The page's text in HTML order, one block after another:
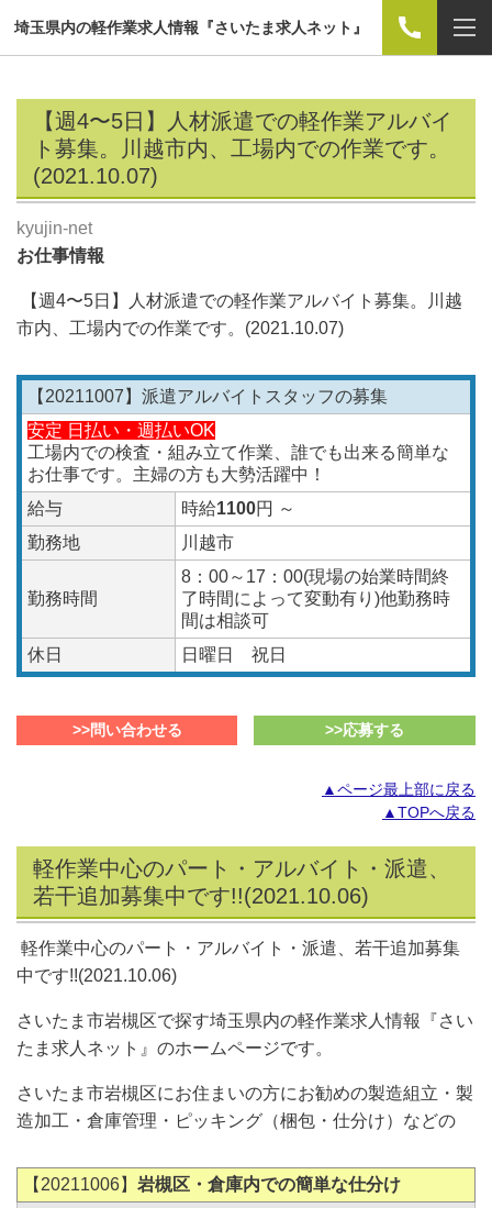
埼玉県内の軽作業求人情報『さいたま求人ネット』
【週4〜5日】人材派遣での軽作業アルバイ
ト募集。川越市内、工場内での作業です。
(2021.10.07)
kyujin-net
お仕事情報
【週4〜5日】人材派遣での軽作業アルバイト募集。川越
市内、工場内での作業です。(2021.10.07)
【20211007】派遣アルバイトスタッフの募集
安定 日払い・週払いOK
工場内での検査・組み立て作業、誰でも出来る簡単な
お仕事です。主婦の方も大勢活躍中！
給与
時給1100円 ～
勤務地
川越市
勤務時間
8：00～17：00(現場の始業時間終
了時間によって変動有り)他勤務時
間は相談可
休日
日曜日 祝日
>>問い合わせる >>応募する
▲ページ最上部に戻る
▲TOPへ戻る
軽作業中心のパート・アルバイト・派遣、
若干追加募集中です!!(2021.10.06)
軽作業中心のパート・アルバイト・派遣、若干追加募集
中です!!(2021.10.06)
さいたま市岩槻区で探す埼玉県内の軽作業求人情報『さい
たま求人ネット』のホームページです。
さいたま市岩槻区にお住まいの方にお勧めの製造組立・製
造加工・倉庫管理・ピッキング（梱包・仕分け）などの
【20211006】 岩槻区・倉庫内での簡単な仕分け